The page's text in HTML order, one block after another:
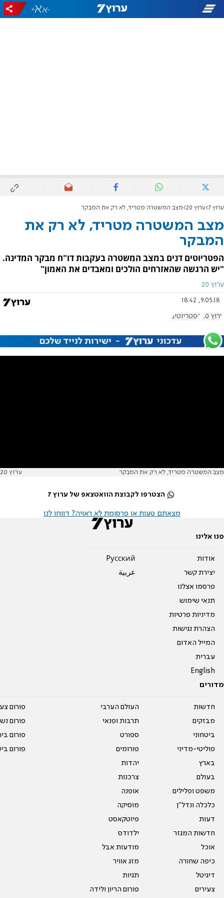
-
+
ערוץ 7 ערוץ 20 מצב המשטרה מטריד, לא רק את המבקר
מצב המשטרה מטריד, לא רק את
המבקר
הפטריוטים דנים במצב המשטרה בעקבות דו"ח מבקר המדינה.
"יש הרגשה שהאזרחים הולכים ומאבדים את האמון"
ערוץ 20
9.05.18, 18:42
ערוץ 20 הפטריוטים
מצב המשטרה מטריד, לא רק את המבקר ערוץ 20
הצטרפו לקבוצת הוואטצאפ של ערוץ 7
מצאתם טעות או פרסומת לא ראויה? דווחו לנו
פנו אלינו
אודות
יצירת קשר
פרסמו אצלנו
תנאי שימוש
מדיניות פרטיות
הצהרת נגישות
המייל האדום
עברית
English
Pусский
عربية
מדורים
חדשות
מבזקים
ביטחוני
פוליטי-מדיני
בארץ
בעולם
משפט ופלילים
כלכלה ונדל"ן
דעות
חדשות המגזר
אוכל
כיפה שחורה
דיגיטל
צעירים
העולם הערבי
תרבות ופנאי
ספורט
פורומים
יהדות
צרכנות
אופנה
מוסיקה
פיוטקאסט
ילדודס
מודעות אבל
מזג אוויר
תגיות
פורום הריון ולידה
פורום
פורום
פורום
פורום